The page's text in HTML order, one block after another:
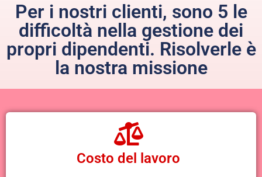
Per i nostri clienti, sono 5 le
difficoltà nella gestione dei
propri dipendenti. Risolverle è
la nostra missione
Costo del lavoro